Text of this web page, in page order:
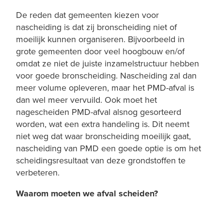
De reden dat gemeenten kiezen voor
nascheiding is dat zij bronscheiding niet of
moeilijk kunnen organiseren. Bijvoorbeeld in
grote gemeenten door veel hoogbouw en/of
omdat ze niet de juiste inzamelstructuur hebben
voor goede bronscheiding. Nascheiding zal dan
meer volume opleveren, maar het PMD-afval is
dan wel meer vervuild. Ook moet het
nagescheiden PMD-afval alsnog gesorteerd
worden, wat een extra handeling is. Dit neemt
niet weg dat waar bronscheiding moeilijk gaat,
nascheiding van PMD een goede optie is om het
scheidingsresultaat van deze grondstoffen te
verbeteren.
Waarom moeten we afval scheiden?